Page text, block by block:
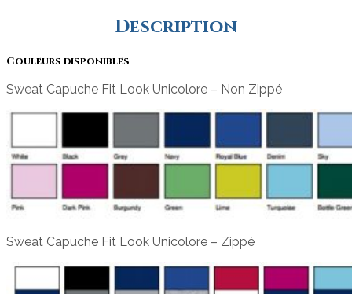
Description
Couleurs disponibles
Sweat Capuche Fit Look Unicolore – Non Zippé
Sweat Capuche Fit Look Unicolore – Zippé